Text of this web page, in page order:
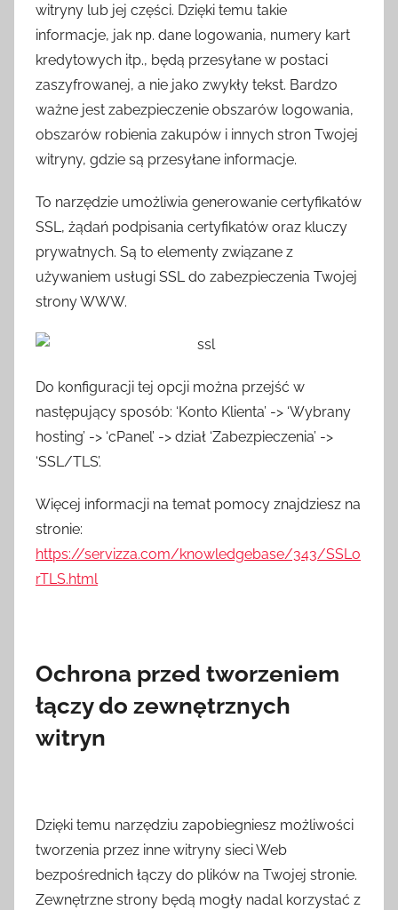
witryny lub jej części. Dzięki temu takie
informacje, jak np. dane logowania, numery kart
kredytowych itp., będą przesyłane w postaci
zaszyfrowanej, a nie jako zwykły tekst. Bardzo
ważne jest zabezpieczenie obszarów logowania,
obszarów robienia zakupów i innych stron Twojej
witryny, gdzie są przesyłane informacje.
To narzędzie umożliwia generowanie certyfikatów
SSL, żądań podpisania certyfikatów oraz kluczy
prywatnych. Są to elementy związane z
używaniem usługi SSL do zabezpieczenia Twojej
strony WWW.
Do konfiguracji tej opcji można przejść w
następujący sposób: ‘Konto Klienta’ -> ‘Wybrany
hosting’ -> ‘cPanel’ -> dział ‘Zabezpieczenia’ ->
‘SSL/TLS’.
Więcej informacji na temat pomocy znajdziesz na
stronie:
https://servizza.com/knowledgebase/343/SSLo
rTLS.html
Ochrona przed tworzeniem
łączy do zewnętrznych
witryn
Dzięki temu narzędziu zapobiegniesz możliwości
tworzenia przez inne witryny sieci Web
bezpośrednich łączy do plików na Twojej stronie.
Zewnętrzne strony będą mogły nadal korzystać z